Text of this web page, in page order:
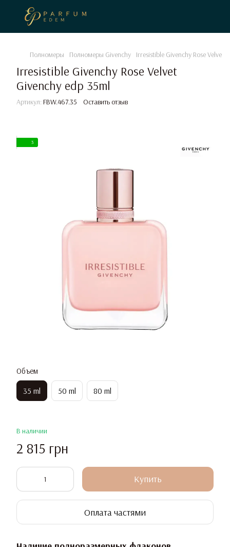
Полномеры Полномеры Givenchy Irresistible Givenchy Rose Velvet
Irresistible Givenchy Rose Velvet
Givenchy edp 35ml
Артикул: FBW.467.35 Оставить отзыв
3
Объем
35 ml 50 ml 80 ml
В наличии
2 815 грн
Купить
Оплата частями